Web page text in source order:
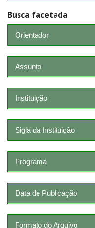
Busca facetada
Orientador
Assunto
Instituição
Sigla da Instituição
Programa
Data de Publicação
Formato do Arquivo